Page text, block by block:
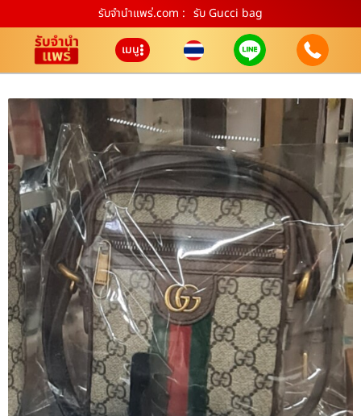
รับจํานําแพร่.com : รับ Gucci bag
เมนู